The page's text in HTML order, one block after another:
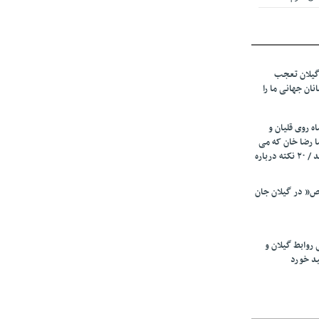
حمایتی
مشخص شد
از مراجع رسمی
ایران و
کشاورزان
تعجب
جهانی ما را
روی قلیان و
رضا خان که می
رفت همه شاد بودند / ۲۰ نکته درباره
در گیلان جان
روابط گیلان و
خورد